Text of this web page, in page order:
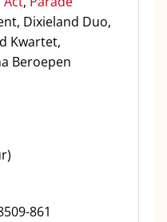
Dixieland Duo,
Kwartet,
Beroepen
861